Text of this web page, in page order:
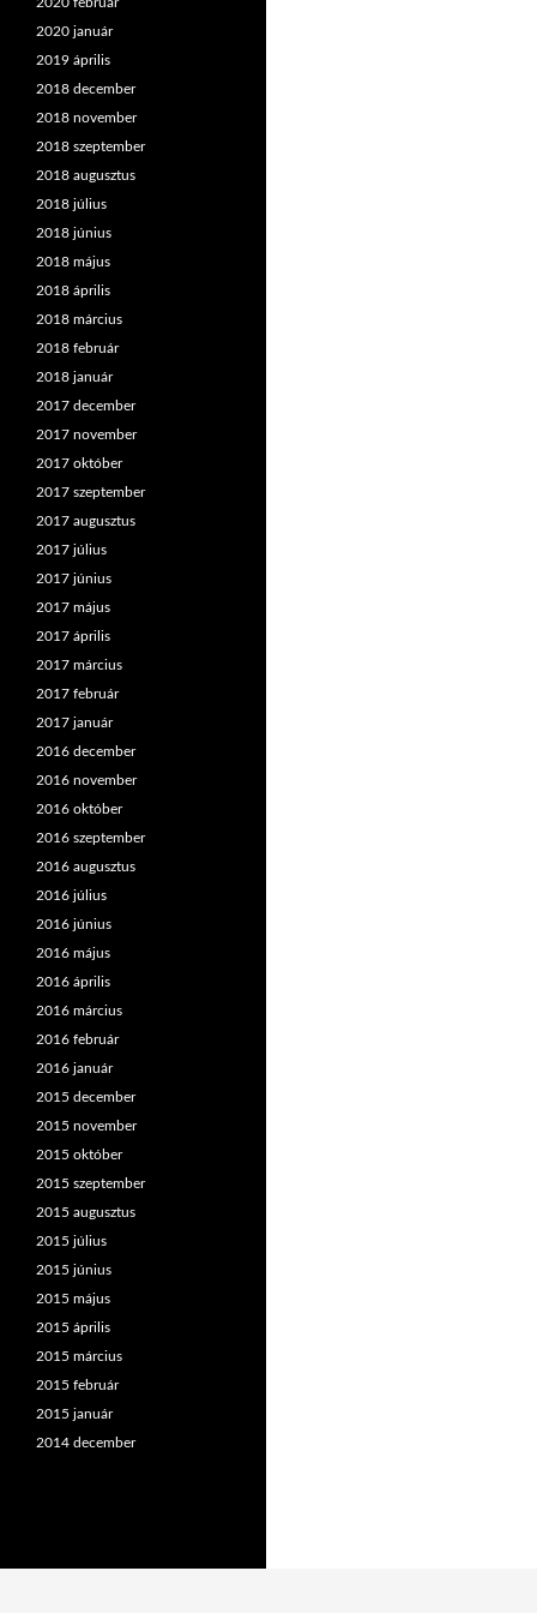
2020 január
2019 április
2018 december
2018 november
2018 szeptember
2018 augusztus
2018 július
2018 június
2018 május
2018 április
2018 március
2018 február
2018 január
2017 december
2017 november
2017 október
2017 szeptember
2017 augusztus
2017 július
2017 június
2017 május
2017 április
2017 március
2017 február
2017 január
2016 december
2016 november
2016 október
2016 szeptember
2016 augusztus
2016 július
2016 június
2016 május
2016 április
2016 március
2016 február
2016 január
2015 december
2015 november
2015 október
2015 szeptember
2015 augusztus
2015 július
2015 június
2015 május
2015 április
2015 március
2015 február
2015 január
2014 december